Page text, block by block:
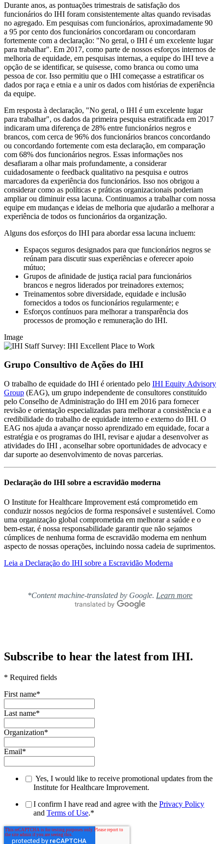
Durante anos, as pontuações trimestrais de satisfação dos
funcionários do IHI foram consistentemente altas quando revisadas
no agregado. Em pesquisas com funcionários, aproximadamente 90
a 95 por cento dos funcionários concordaram ou concordaram
fortemente com a declaração: "No geral, o IHI é um excelente lugar
para trabalhar". Em 2017, como parte de nossos esforços internos de
melhoria de equidade, em pesquisas internas, a equipe do IHI teve a
opção de se identificar, se quisesse, como branca ou como uma
pessoa de cor. Isso permitiu que o IHI começasse a estratificar os
dados por raça e etnia e a unir os dados com histórias de experiência
da equipe.
Em resposta à declaração, "No geral, o IHI é um excelente lugar
para trabalhar", os dados da primeira pesquisa estratificada em 2017
indicaram uma diferença de 28% entre funcionários negros e
brancos, com cerca de 96% dos funcionários brancos concordando
ou concordando fortemente com esta declaração, em comparação
com 68% dos funcionários negros. Essas informações nos
desafiaram a olhar mais profundamente, a considerar
cuidadosamente o feedback qualitativo na pesquisa e outros
marcadores da experiência dos funcionários. Isso nos obrigou a
considerar como as políticas e práticas organizacionais poderiam
ampliar ou diminuir essa lacuna. Continuamos a trabalhar com nossa
equipe em mudanças e ideias de melhoria que ajudarão a melhorar a
experiência de todos os funcionários da organização.
Alguns dos esforços do IHI para abordar essa lacuna incluem:
Espaços seguros designados para que funcionários negros se
reúnam para discutir suas experiências e oferecer apoio
mútuo;
Grupos de afinidade de justiça racial para funcionários
brancos e negros liderados por treinadores externos;
Treinamentos sobre diversidade, equidade e inclusão
fornecidos a todos os funcionários regularmente; e
Esforços contínuos para melhorar a transparência dos
processos de promoção e remuneração do IHI.
Image
Grupo Consultivo de Ações do IHI
O trabalho de equidade do IHI é orientado pelo IHI Equity Advisory
Group (EAG), um grupo independente de consultores constituído
pelo Conselho de Administração do IHI em 2016 para fornecer
revisão e orientação especializadas para melhorar a consistência e a
credibilidade do trabalho de equidade interno e externo do IHI. O
EAG nos ajuda a avançar nosso aprendizado em equidade, focar a
estratégia e os programas do IHI, revisar e ajudar a desenvolver as
atividades do IHI , aconselhar sobre oportunidades de advocacy e
dar suporte ao desenvolvimento de novas parcerias.
Declaração do IHI sobre a escravidão moderna
O Institute for Healthcare Improvement está comprometido em
conduzir nossos negócios de forma responsável e sustentável. Como
uma organização global comprometida em melhorar a saúde e o
bem-estar, é nossa responsabilidade garantir que não sejamos
cúmplices de nenhuma forma de escravidão moderna em nenhum
aspecto de nossas operações, incluindo nossa cadeia de suprimentos.
Leia a Declaração do IHI sobre a Escravidão Moderna
*Content machine-translated by Google. Learn more
Subscribe to hear the latest from IHI.
* Required fields
First name*
Last name*
Organization*
Email*
Yes, I would like to receive promotional updates from the
Institute for Healthcare Improvement.
I confirm I have read and agree with the Privacy Policy
and Terms of Use.*